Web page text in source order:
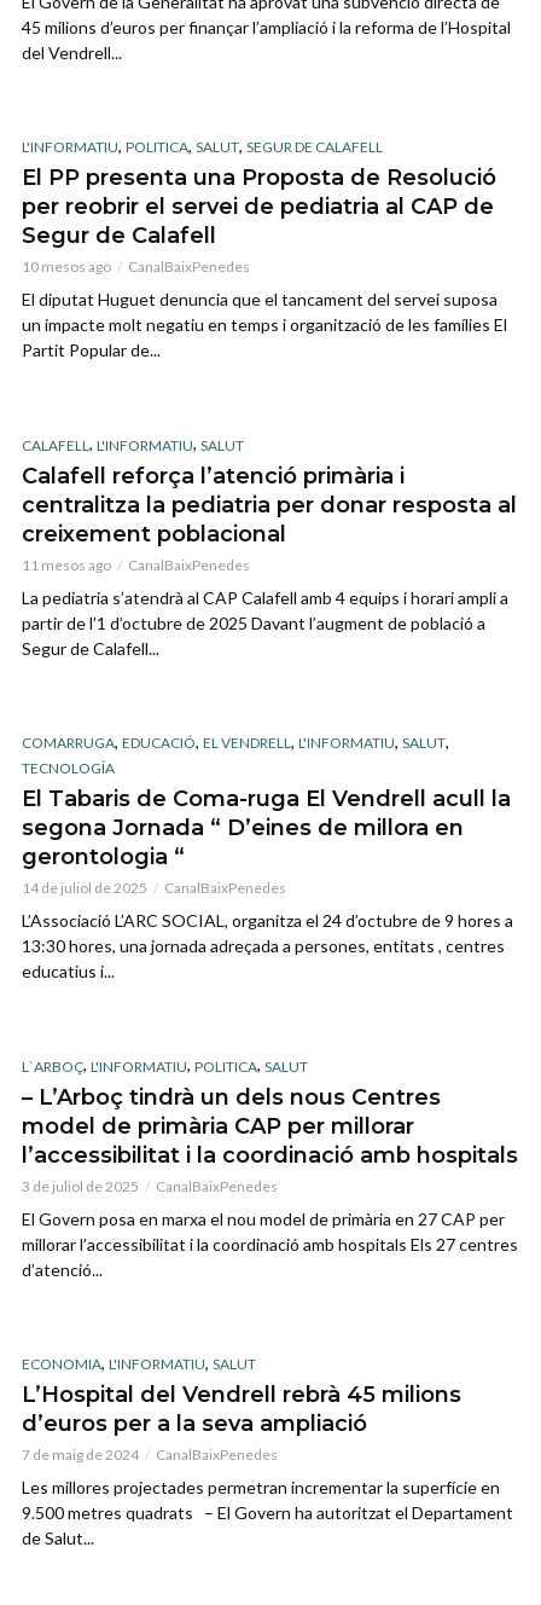
45 milions d’euros per finançar l’ampliació i la reforma de l’Hospital
del Vendrell...
L'INFORMATIU, POLITICA, SALUT, SEGUR DE CALAFELL
El PP presenta una Proposta de Resolució
per reobrir el servei de pediatria al CAP de
Segur de Calafell
10 mesos ago CanalBaixPenedes
El diputat Huguet denuncia que el tancament del servei suposa
un impacte molt negatiu en temps i organització de les famílies El
Partit Popular de...
CALAFELL , L'INFORMATIU, SALUT
Calafell reforça l’atenció primària i
centralitza la pediatria per donar resposta al
creixement poblacional
11 mesos ago CanalBaixPenedes
La pediatria s’atendrà al CAP Calafell amb 4 equips i horari ampli a
partir de l’1 d’octubre de 2025 Davant l’augment de població a
Segur de Calafell...
COMARRUGA, EDUCACIÓ, EL VENDRELL , L'INFORMATIU, SALUT,
TECNOLOGÍA
El Tabaris de Coma-ruga El Vendrell acull la
segona Jornada “ D’eines de millora en
gerontologia “
14 de juliol de 2025 CanalBaixPenedes
L’Associació L’ARC SOCIAL, organitza el 24 d’octubre de 9 hores a
13:30 hores, una jornada adreçada a persones, entitats , centres
educatius i...
L`ARBOÇ, L'INFORMATIU, POLITICA, SALUT
– L’Arboç tindrà un dels nous Centres
model de primària CAP per millorar
l’accessibilitat i la coordinació amb hospitals
3 de juliol de 2025 CanalBaixPenedes
El Govern posa en marxa el nou model de primària en 27 CAP per
millorar l’accessibilitat i la coordinació amb hospitals Els 27 centres
d’atenció...
ECONOMIA, L'INFORMATIU, SALUT
L’Hospital del Vendrell rebrà 45 milions
d’euros per a la seva ampliació
7 de maig de 2024 CanalBaixPenedes
Les millores projectades permetran incrementar la superfície en
9.500 metres quadrats – El Govern ha autoritzat el Departament
de Salut...